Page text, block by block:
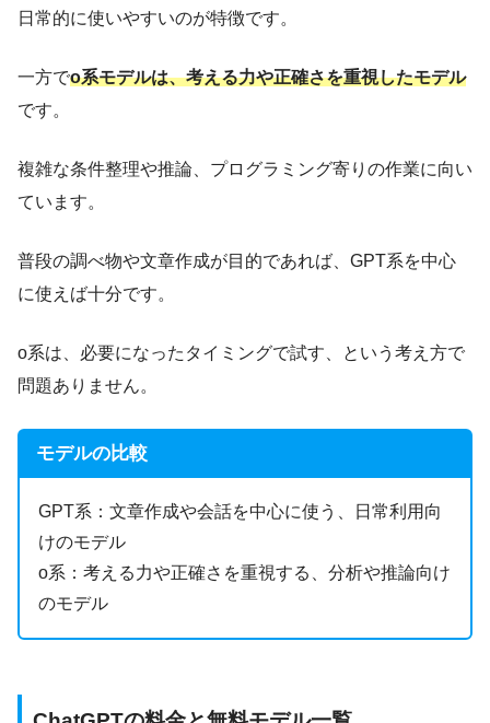
日常的に使いやすいのが特徴です。
一方でo系モデルは、考える力や正確さを重視したモデル
です。
複雑な条件整理や推論、プログラミング寄りの作業に向い
ています。
普段の調べ物や文章作成が目的であれば、GPT系を中心
に使えば十分です。
o系は、必要になったタイミングで試す、という考え方で
問題ありません。
モデルの比較
GPT系：文章作成や会話を中心に使う、日常利用向
けのモデル
o系：考える力や正確さを重視する、分析や推論向け
のモデル